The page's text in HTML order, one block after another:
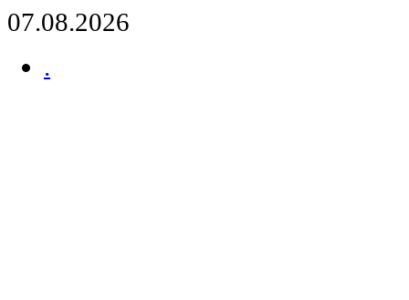
07.08.2026
.